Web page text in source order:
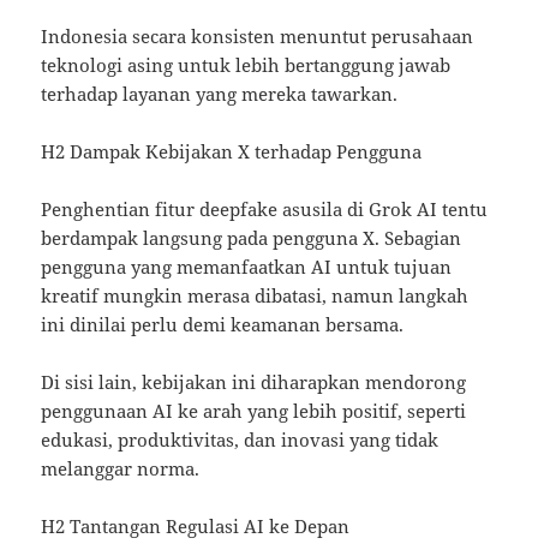
Indonesia secara konsisten menuntut perusahaan
teknologi asing untuk lebih bertanggung jawab
terhadap layanan yang mereka tawarkan.
H2 Dampak Kebijakan X terhadap Pengguna
Penghentian fitur deepfake asusila di Grok AI tentu
berdampak langsung pada pengguna X. Sebagian
pengguna yang memanfaatkan AI untuk tujuan
kreatif mungkin merasa dibatasi, namun langkah
ini dinilai perlu demi keamanan bersama.
Di sisi lain, kebijakan ini diharapkan mendorong
penggunaan AI ke arah yang lebih positif, seperti
edukasi, produktivitas, dan inovasi yang tidak
melanggar norma.
H2 Tantangan Regulasi AI ke Depan